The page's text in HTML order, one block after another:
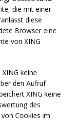
die mit einer
diese
Browser eine
von XING
keine
den Aufruf
XING keine
des
Cookies im